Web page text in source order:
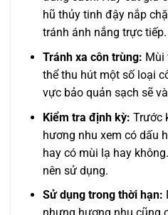
hũ thủy tinh đậy nắp
tránh ánh nắng trực tiếp.
Tránh xa côn trùng: Mùi
thể thu hút một số loại
vực bảo quản sạch sẽ
Kiểm tra định kỳ: Trước
hương nhu xem có dấu
hay có mùi lạ hay
nên sử dụng.
Sử dụng trong thời hạn: